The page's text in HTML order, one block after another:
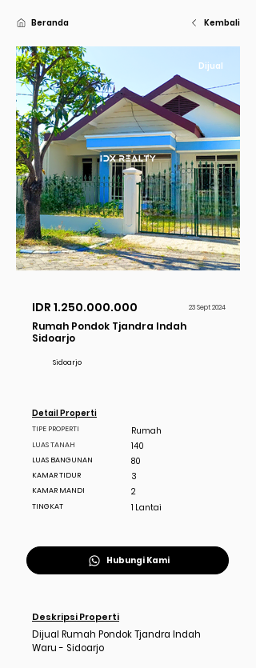
Beranda Kembali
Dijual
IDR 1.250.000.000 23 Sept 2024
Rumah Pondok Tjandra Indah
Sidoarjo
Sidoarjo
Detail Properti
TIPE PROPERTI
LUAS TANAH
LUAS BANGUNAN
KAMAR TIDUR
KAMAR MANDI
TINGKAT
Rumah
140
80
3
2
1 Lantai
Hubungi Kami
Deskripsi Properti
Dijual Rumah Pondok Tjandra Indah
Waru - Sidoarjo